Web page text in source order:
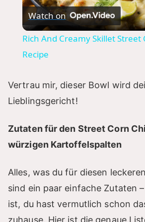
l
y
i
d
e
Watch on
Rich And Creamy Skillet Street
Recipe
Vertrau mir, dieser Bowl wird
Lieblingsgericht!
Zutaten für den Street Corn
würzigen Kartoffelspalten
Alles, was du für diesen
sind ein paar einfache Zutaten
ist, du hast vermutlich schon
zuhause. Hier ist die genaue